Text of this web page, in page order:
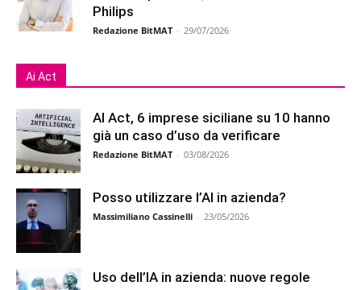
Philips
Redazione BitMAT - 29/07/2026
Ai Act
AI Act, 6 imprese siciliane su 10 hanno
già un caso d’uso da verificare
Redazione BitMAT - 03/08/2026
Posso utilizzare l’AI in azienda?
Massimiliano Cassinelli - 23/05/2026
Uso dell’IA in azienda: nuove regole